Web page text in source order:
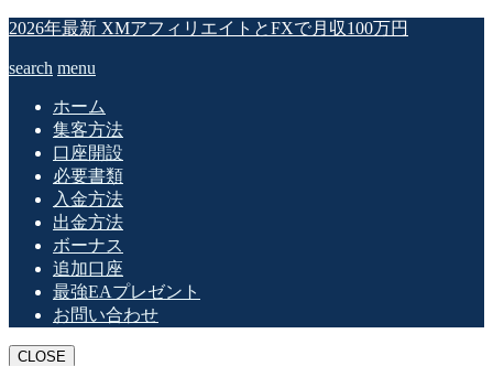
2026年最新 XMアフィリエイトとFXで月収100万円
search menu
ホーム
集客方法
口座開設
必要書類
入金方法
出金方法
ボーナス
追加口座
最強EAプレゼント
お問い合わせ
CLOSE